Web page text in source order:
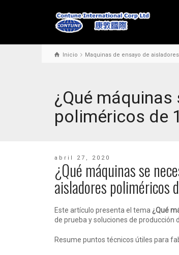
Inicio Maquinas de ensayo de aisladores
¿Qué
poliméricos de
abril 27, 2020
¿Qué máquinas se
aisladores poliméricos
Este artículo presenta el tema¿Qué
de prueba y soluciones de producción
Resume puntos técnicos útiles para